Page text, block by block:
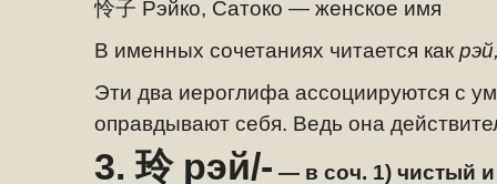
怜子 Рэйко, Сатоко — женское имя
В именных сочетаниях читается как
Эти два иероглифа ассоциируются с
оправдывают себя. Ведь она
3.玲рэй/- — в соч. 1) чистый